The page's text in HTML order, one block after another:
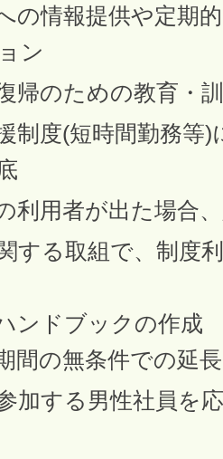
の情報提供や定期
ン
帰のための教育・
制度(短時間勤務等
利用者が出た場合
する取組で、制度
ンドブックの作成
間の無条件での延
加する男性社員を